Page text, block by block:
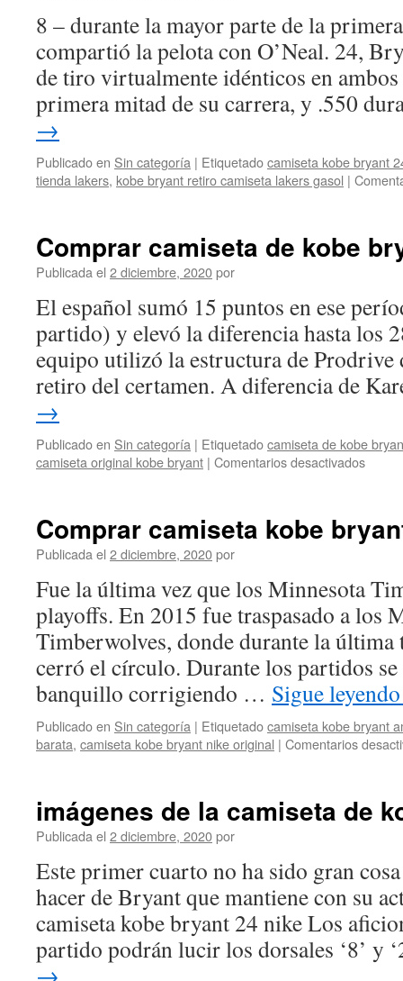
8 – durante la mayor parte de la
compartió la pelota con O’Neal. 24,
de tiro virtualmente idénticos en
primera mitad de su carrera, y .550
→
Publicado en Sin categoría | Etiquetadocamiseta kobe bryant
tienda lakers, kobe bryant retiro camiseta lakers gasol |
Comprar camiseta de kobe
Publicada el 2 diciembre, 2020por
El español sumó 15 puntos en ese
partido) y elevó la diferencia hasta los
equipo utilizó la estructura de Prodrive
retiro del certamen. A diferencia de
→
Publicado en Sin categoría | Etiquetadocamiseta de kobe
camiseta original kobe bryant | Comentarios desactivadosen
kobe
los
lakers
Comprar camiseta kobe
Publicada el 2 diciembre, 2020por
Fue la última vez que los Minnesota
playoffs. En 2015 fue traspasado a los
Timberwolves, donde durante la última
cerró el círculo. Durante los partidos
banquillo corrigiendo … Sigue
Publicado en Sin categoría | Etiquetadocamiseta kobe bryant
barata, camiseta kobe bryant nike original | Comentarios
imágenes de la camiseta de
Publicada el 2 diciembre, 2020por
Este primer cuarto no ha sido gran
hacer de Bryant que mantiene con su
camiseta kobe bryant 24 nike Los
partido podrán lucir los dorsales ‘8’ y
→